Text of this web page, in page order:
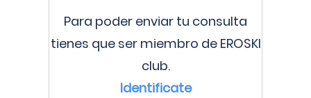
Para poder enviar tu consulta
tienes que ser miembro de EROSKI
club.
Identificate